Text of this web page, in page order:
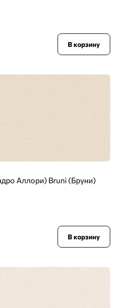
В корзину
Аллори) Bruni (Бруни)
В корзину